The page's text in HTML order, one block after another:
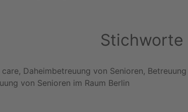
Stichworte
Daheimbetreuung von Senioren, Betreuung
von Senioren im Raum Berlin